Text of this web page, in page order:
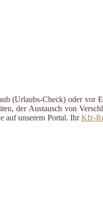
(Urlaubs-Check) oder vor
der Austausch von
auf unserem Portal. IhrKfz-